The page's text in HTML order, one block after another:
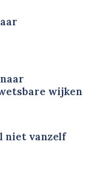
wijken
niet vanzelf